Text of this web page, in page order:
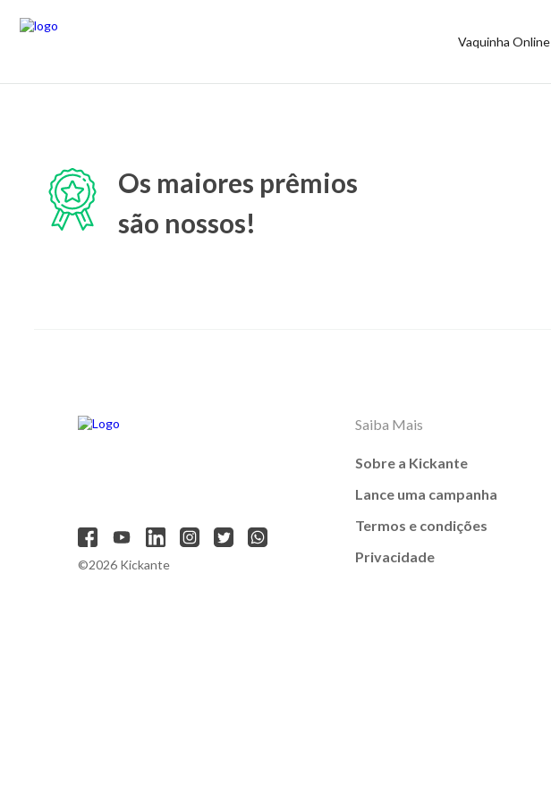
Vaquinha Online
Os maiores prêmios
são nossos!
©2026 Kickante
Saiba Mais
Sobre a Kickante
Lance uma campanha
Termos e condições
Privacidade